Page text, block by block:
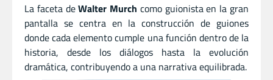
La faceta deWalter Murch como guionista en la gran
pantalla se centra en la construcción de guiones
donde cada elemento cumple una función dentro de la
historia, desde los diálogos hasta la evolución
dramática, contribuyendo a una narrativa equilibrada.